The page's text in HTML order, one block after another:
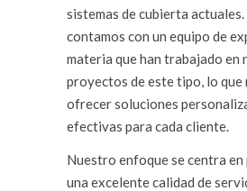
sistemas de cubierta actuales.
contamos con un equipo de
materia que han trabajado en
proyectos de este tipo, lo que
ofrecer soluciones
efectivas para cada cliente.
Nuestro enfoque se centra
una excelente calidad de